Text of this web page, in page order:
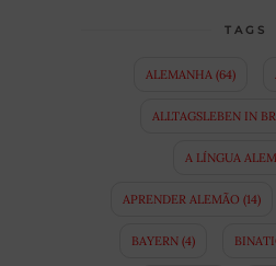
TAGS
ALEMANHA(64)
ALLTAGSLEBEN IN
A LÍNGUA
APRENDER ALEMÃO (14)
BAYERN(4)